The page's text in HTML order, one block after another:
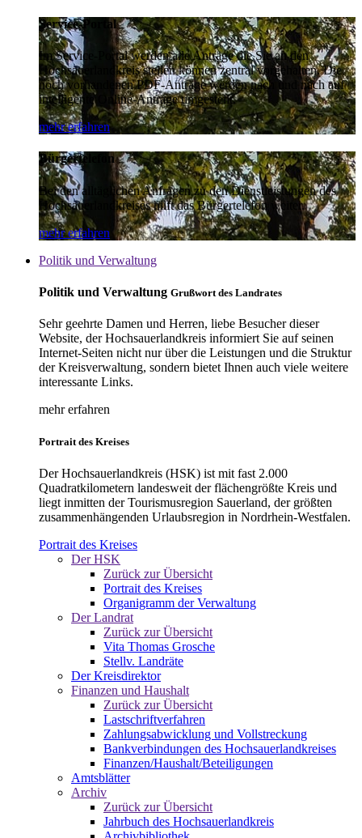
Service-Portal
Im Service-Portal werden alle Anträge die Sie an den
Hochsauerlandkreis stellen können zentral vorgehalten. Die
noch vorhandenen PDF-Anträge werden nach und nach auf
intelligente Online-Anträge umgestellt.
mehr erfahren
Bürgertelefon
Bei den alltäglichen Anfragen zu den Dienstleistungen des
Hochsauerlandkreises hilft das Bürgertelefon weiter.
mehr erfahren
Politik und Verwaltung
Politik und Verwaltung Grußwort des Landrates
Sehr geehrte Damen und Herren, liebe Besucher dieser
Website, der Hochsauerlandkreis informiert Sie auf seinen
Internet-Seiten nicht nur über die Leistungen und die Struktur
der Kreisverwaltung, sondern bietet Ihnen auch viele weitere
interessante Links.
mehr erfahren
Portrait des Kreises
Der Hochsauerlandkreis (HSK) ist mit fast 2.000
Quadratkilometern landesweit der flächengrößte Kreis und
liegt inmitten der Tourismusregion Sauerland, der größten
zusammenhängenden Urlaubsregion in Nordrhein-Westfalen.
Portrait des Kreises
Der HSK
Zurück zur Übersicht
Portrait des Kreises
Organigramm der Verwaltung
Der Landrat
Zurück zur Übersicht
Vita Thomas Grosche
Stellv. Landräte
Der Kreisdirektor
Finanzen und Haushalt
Zurück zur Übersicht
Lastschriftverfahren
Zahlungsabwicklung und Vollstreckung
Bankverbindungen des Hochsauerlandkreises
Finanzen/Haushalt/Beteiligungen
Amtsblätter
Archiv
Zurück zur Übersicht
Jahrbuch des Hochsauerlandkreis